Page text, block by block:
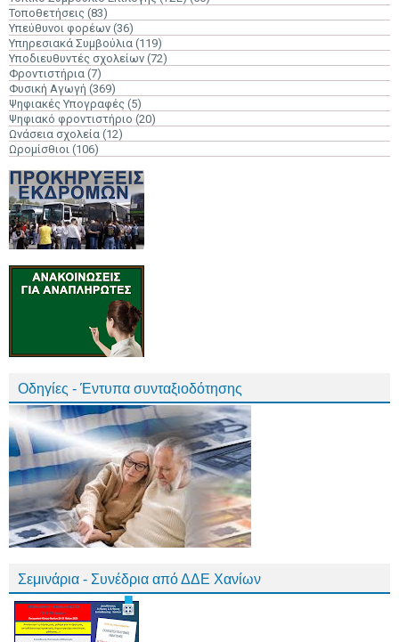
Τοποθετήσεις (83)
Υπεύθυνοι φορέων (36)
Υπηρεσιακά Συμβούλια (119)
Υποδιευθυντές σχολείων (72)
Φροντιστήρια (7)
Φυσική Αγωγή (369)
Ψηφιακές Υπογραφές (5)
Ψηφιακό φροντιστήριο (20)
Ωνάσεια σχολεία (12)
Ωρομίσθιοι (106)
Οδηγίες - Έντυπα συνταξιοδότησης
Σεμινάρια - Συνέδρια από ΔΔΕ Χανίων